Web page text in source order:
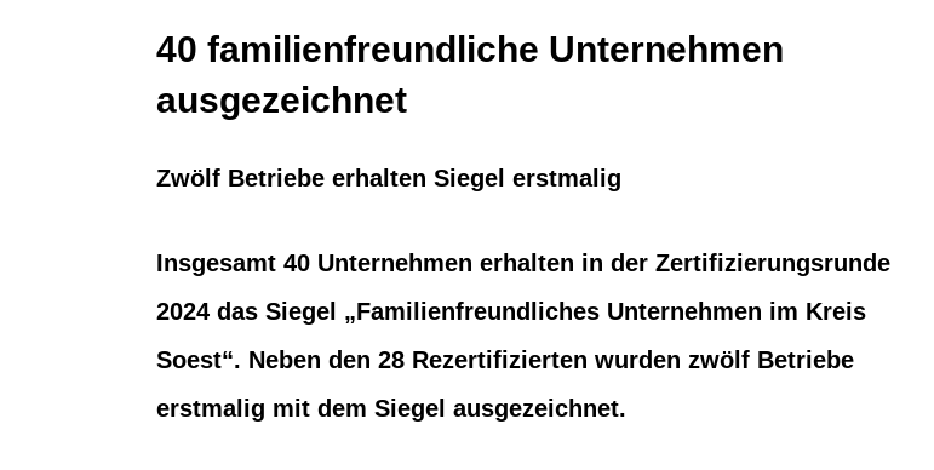
40 familienfreundliche Unternehmen
ausgezeichnet
Zwölf Betriebe erhalten Siegel erstmalig
Insgesamt 40 Unternehmen erhalten in der Zertifizierungsrunde
2024 das Siegel „Familienfreundliches Unternehmen im Kreis
Soest“. Neben den 28 Rezertifizierten wurden zwölf Betriebe
erstmalig mit dem Siegel ausgezeichnet.